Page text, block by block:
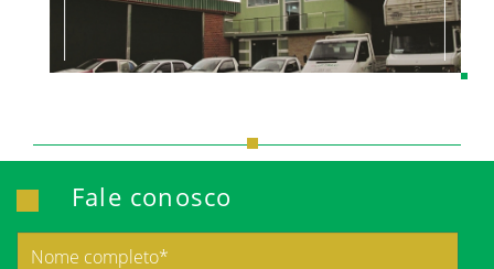
Fale conosco